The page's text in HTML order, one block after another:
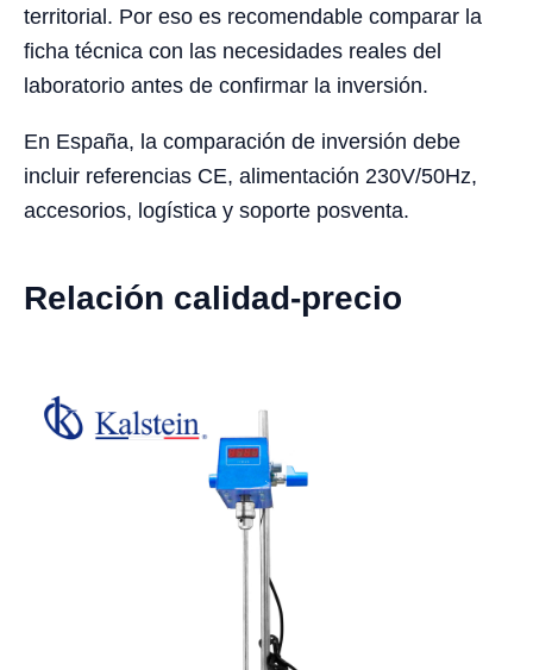
territorial. Por eso es recomendable comparar la
ficha técnica con las necesidades reales del
laboratorio antes de confirmar la inversión.
En España, la comparación de inversión debe
incluir referencias CE, alimentación 230V/50Hz,
accesorios, logística y soporte posventa.
Relación calidad-precio